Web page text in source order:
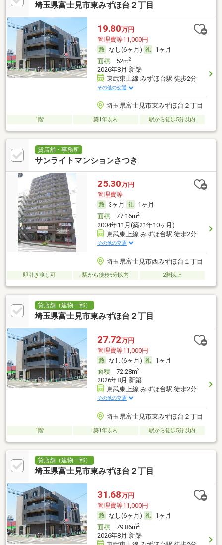
埼玉県富士見市東みずほ台２丁目
19.80万円
管理費等11,000円
なし(6ヶ月)
1ヶ月
面積52m2
2026年8月 新築
東武東上線 みずほ台駅 徒歩2分
その他の交通
埼玉県富士見市東みずほ台２丁目
1階 築1年以内 駅から徒歩5分以内
貸店舗・事務所
サンライトマンションさつき
25.30万円
管理費等-
3ヶ月
1ヶ月
面積77.16m2
2004年11月(築21年10ヶ月)
東武東上線 みずほ台駅 徒歩2分
その他の交通
埼玉県富士見市西みずほ台１丁目
即引き渡し可 駅から徒歩5分以内 2階以上
貸店舗（建物一部）
埼玉県富士見市東みずほ台２丁目
27.72万円
管理費等11,000円
なし(6ヶ月)
1ヶ月
面積72.28m2
2026年8月 新築
東武東上線 みずほ台駅 徒歩2分
その他の交通
埼玉県富士見市東みずほ台２丁目
1階 築1年以内 駅から徒歩5分以内
貸店舗（建物一部）
埼玉県富士見市東みずほ台２丁目
31.68万円
管理費等11,000円
なし(6ヶ月)
1ヶ月
面積79.86m2
2026年8月 新築